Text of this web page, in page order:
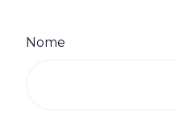
Nome